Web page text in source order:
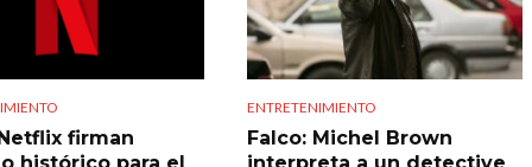
firman
ENTRETENIMIENTO
Falco: Michel Brown